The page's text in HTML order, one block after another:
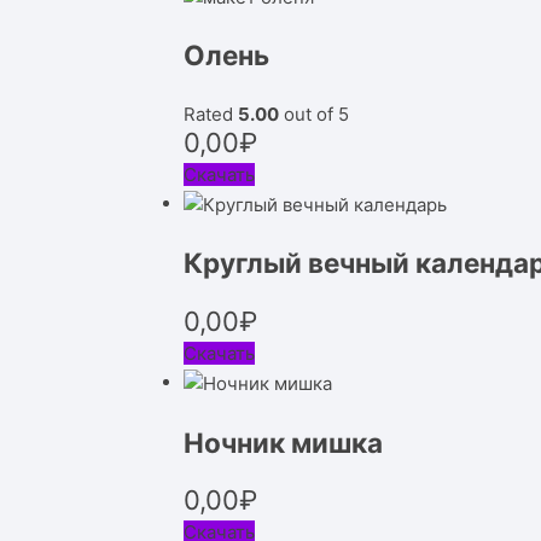
Олень
Rated 5.00 out of 5
0,00₽
Скачать
Круглый вечный
0,00₽
Скачать
Ночник мишка
0,00₽
Скачать